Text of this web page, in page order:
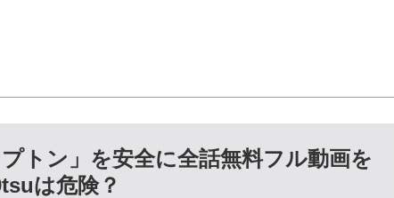
トン」を安全に全話無料フル動画を
は危険？